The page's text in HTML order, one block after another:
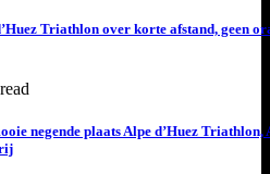
Triathlon over korte afstand, geen
read
negende plaats Alpe d’Huez Triathlon,